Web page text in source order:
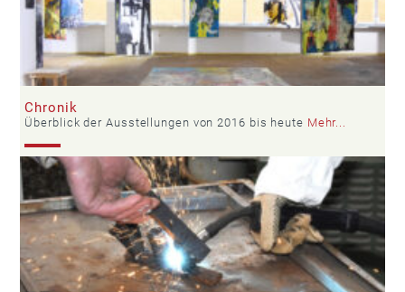
Chronik
Überblick der Ausstellungen von 2016 bis heute Mehr...